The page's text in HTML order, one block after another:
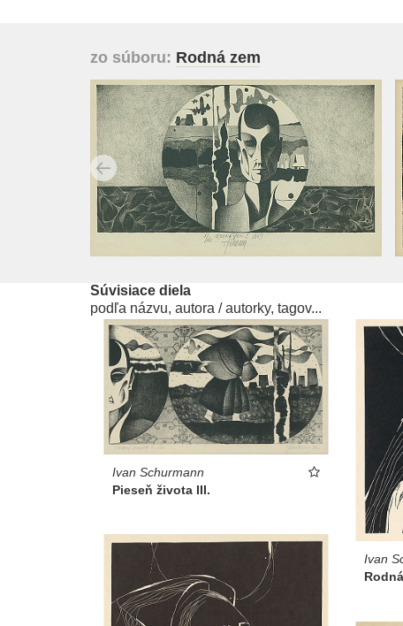
zo súboru: Rodná zem
Súvisiace diela
podľa názvu, autora / autorky, tagov...
Ivan Schurmann
Pieseň života III.
Ivan